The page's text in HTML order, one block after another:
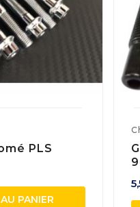
PLS
PANIER